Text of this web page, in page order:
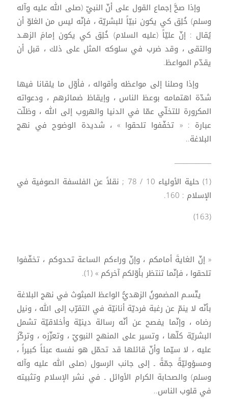
وإذا صحَّ إجماع القول على أنّ النبيّ (صلى الله عليه وآله
وسلم) خُلِق كي يكون نبيّاً للبشريّة ، فإنّه ليس من الغلوّ أن
يُقال : إنّ عليّاً (عليه السلام) خُلِق كي يكون إمامَ الزهـد
والتقى ، وقد ضرب في سلوكه المثل على ذلك ، قبل أن
يقدّم المواعظ.
وإذا وصلنا إلى مواعظه وأقواله ، فأوّل ما يلقانا فيها
شدّة اهتمامه بوعظ الناس ، وإيقاظ ضمائرهم ، ودعواته
المكرورة للتخلّي عمّا في الدنيا والهروب إلى الله ، وظلّت
عبارة : « تخفّفوا تلحقوا » ، شديدة الوضوح في نهج
البلاغة..
____________
(1) حلية الأولياء 10 / 78 ; نقلاً عن الفلسفة الصوفية في
الإسلام : 160.
(163)
« إنّ الغايةَ أمامكم ، وإنّ وراءكم الساعة تحدوكم ، تخفّفوا
تلحقوا ، فإنّما تنتظر بأوّلكم آخركم » (1).
يتّسـم المضمونُ الزهديُّ الواعظ المبثوث في نهج البلاغة
بأنّه لا ينمّ عن رغبة فرديّة أنانيّة في التقرّب إلى الله ، ونيل
رضاه ، وإنّما يفصح عن أنّه رسالة دينيّة وأخلاقيّة تشمل
البشريّة كلّها ، وتسير على المنهج النبويّ ، وتعزّزه ، وتركّز
عليه ، لا سيّما وأنّ قائلها قد تحمّل هو نفسه عبئاً كبيراً ،
ومسؤوليّةً جمّةً ـ إلى جانب الرسول (صلى الله عليه وآله
وسلم) والصحابة الكرام الأوائل ـ في نشر الإسلام وتثبيته
في قلوب الناس..